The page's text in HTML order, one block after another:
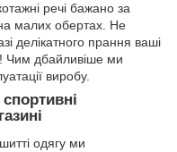
речі бажано за
малих обертах. Не
делікатного прання ваші
Чим дбайливіше ми
виробу.
одягу ми